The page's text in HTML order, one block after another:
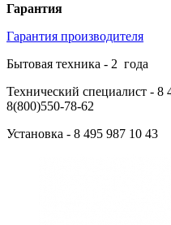
Гарантия
Гарантия производителя
Бытовая техника - 2 года
Технический специалист - 8
8(800)550-78-62
Установка - 8 495 987 10 43